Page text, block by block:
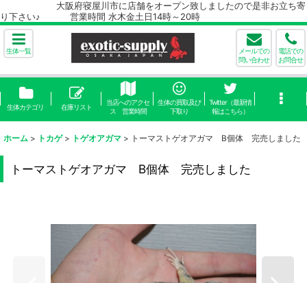
大阪府寝屋川市に店舗をオープン致しましたので是非お立ち寄
り下さい♪ 営業時間 水木金土日14時～20時
生体一覧
メールでの
問い合わせ
電話での
お問合せ
生体カテゴリ 在庫リスト
当店へのアクセ
ス 営業時間
生体の買取及び
下取り
Twitter（最新情
報はこちら）
ホーム > トカゲ > トゲオアガマ > トーマストゲオアガマ B個体 完売しました
トーマストゲオアガマ B個体 完売しました